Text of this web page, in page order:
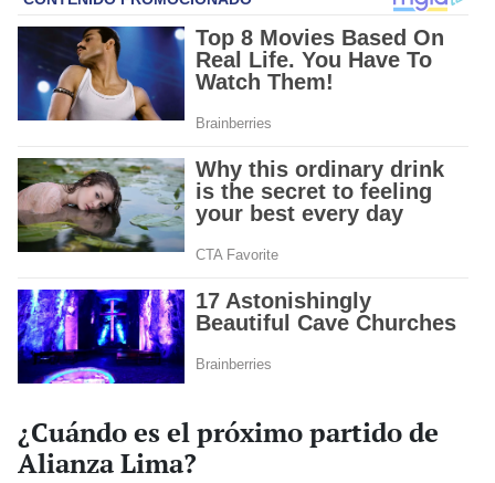
¿Cuándo es el próximo partido de
Alianza Lima?